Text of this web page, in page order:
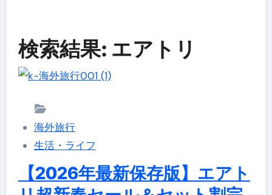
検索結果: エアトリ
海外旅行
生活・ライフ
【2026年最新保存版】エアト